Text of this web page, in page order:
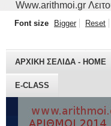
Www.arithmoi.gr
ΑΡΧΙΚΗ ΣΕΛΙΔΑ - HOME
E-CLASS
Font size Bigger Reset